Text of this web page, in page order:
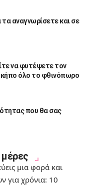
αναγνωρίσετε και σε
να φυτέψετε τον
όλο το φθινόπωρο
που θα σας
μέρες
μια φορά και
για χρόνια: 10